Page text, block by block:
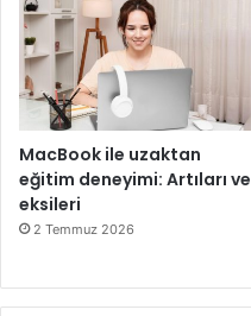
MacBook ile uzaktan
eğitim deneyimi: Artıları ve
eksileri
2 Temmuz 2026